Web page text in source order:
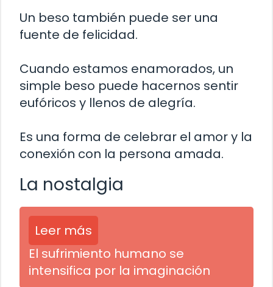
Un beso también puede ser una
fuente de felicidad.
Cuando estamos enamorados, un
simple beso puede hacernos sentir
eufóricos y llenos de alegría.
Es una forma de celebrar el amor y la
conexión con la persona amada.
La nostalgia
Leer más
El sufrimiento humano se
intensifica por la imaginación